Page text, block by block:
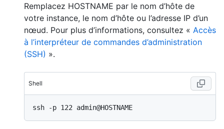
Remplacez HOSTNAME par le nom d’hôte de
votre instance, le nom d’hôte ou l’adresse IP d’un
nœud. Pour plus d’informations, consultez « Accès
à l’interpréteur de commandes d’administration
(SSH) ».
Shell